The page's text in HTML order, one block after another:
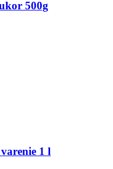
500g
1 l